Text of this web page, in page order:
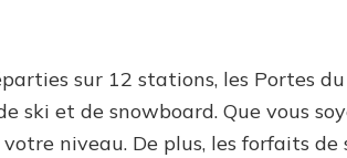
sur 12 stations, les Portes
ski et de snowboard. Que vous
niveau. De plus, les forfaits de